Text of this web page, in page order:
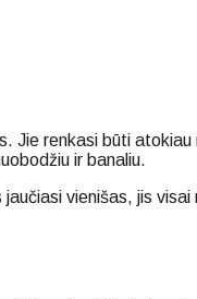
renkasi būti
ir banaliu.
vienišas, jis